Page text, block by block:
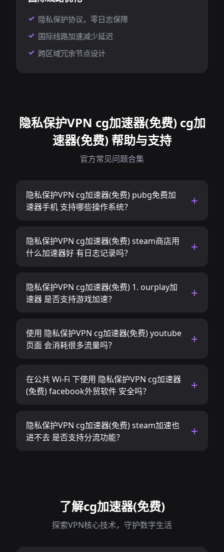
隐私保护协议，零日志保障
国际线路加速减少延迟
跨区域冗余节点设计
隐私保护VPN cg加速器(免费) cg加
速器(免费) 帮助与支持
官方常见问题合集
隐私保护VPN cg加速器(免费) pubg免费加
速器手机 支持哪些操作系统？
隐私保护VPN cg加速器(免费) steam商店用
什么加速器好 有日志记录吗？
隐私保护VPN cg加速器(免费) 1. ourplay加
速器 是否支持游戏加速？
使用 隐私保护VPN cg加速器(免费) youtube
页面 会消耗很多流量吗？
在公共 Wi-Fi 下使用 隐私保护VPN cg加速器
(免费) facebook外贸软件 安全吗？
隐私保护VPN cg加速器(免费) steam加速也
进不去 是否支持分流功能？
了解cg加速器(免费)
探索VPN核心技术，守护数字生活